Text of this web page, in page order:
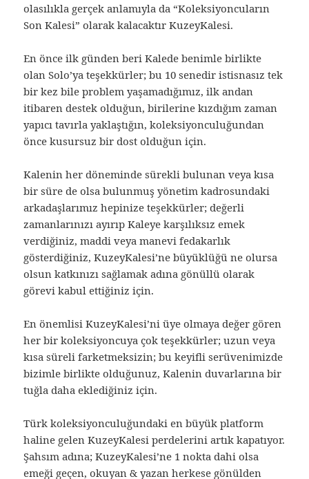
olasılıkla gerçek anlamıyla da “Koleksiyoncuların
Son Kalesi” olarak kalacaktır KuzeyKalesi.
En önce ilk günden beri Kalede benimle birlikte
olan Solo’ya teşekkürler; bu 10 senedir istisnasız tek
bir kez bile problem yaşamadığımız, ilk andan
itibaren destek olduğun, birilerine kızdığım zaman
yapıcı tavırla yaklaştığın, koleksiyonculuğundan
önce kusursuz bir dost olduğun için.
Kalenin her döneminde sürekli bulunan veya kısa
bir süre de olsa bulunmuş yönetim kadrosundaki
arkadaşlarımız hepinize teşekkürler; değerli
zamanlarınızı ayırıp Kaleye karşılıksız emek
verdiğiniz, maddi veya manevi fedakarlık
gösterdiğiniz, KuzeyKalesi’ne büyüklüğü ne olursa
olsun katkınızı sağlamak adına gönüllü olarak
görevi kabul ettiğiniz için.
En önemlisi KuzeyKalesi’ni üye olmaya değer gören
her bir koleksiyoncuya çok teşekkürler; uzun veya
kısa süreli farketmeksizin; bu keyifli serüvenimizde
bizimle birlikte olduğunuz, Kalenin duvarlarına bir
tuğla daha eklediğiniz için.
Türk koleksiyonculuğundaki en büyük platform
haline gelen KuzeyKalesi perdelerini artık kapatıyor.
Şahsım adına; KuzeyKalesi’ne 1 nokta dahi olsa
emeği geçen, okuyan & yazan herkese gönülden